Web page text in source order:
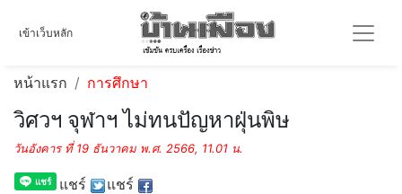
เข้าเว็บหลัก
หน้าแรก การศึกษา
วิศวฯ จุฬาฯ ไม่ทนปัญหาฝุ่นพิษ
วันอังคาร ที่ 19 ธันวาคม พ.ศ. 2566, 11.01 น.
แชร์ แชร์